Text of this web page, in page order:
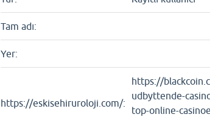
Tam adı:
Yer:
https://eskisehiruroloji.com/:
https://
udbyttende-
top-online-